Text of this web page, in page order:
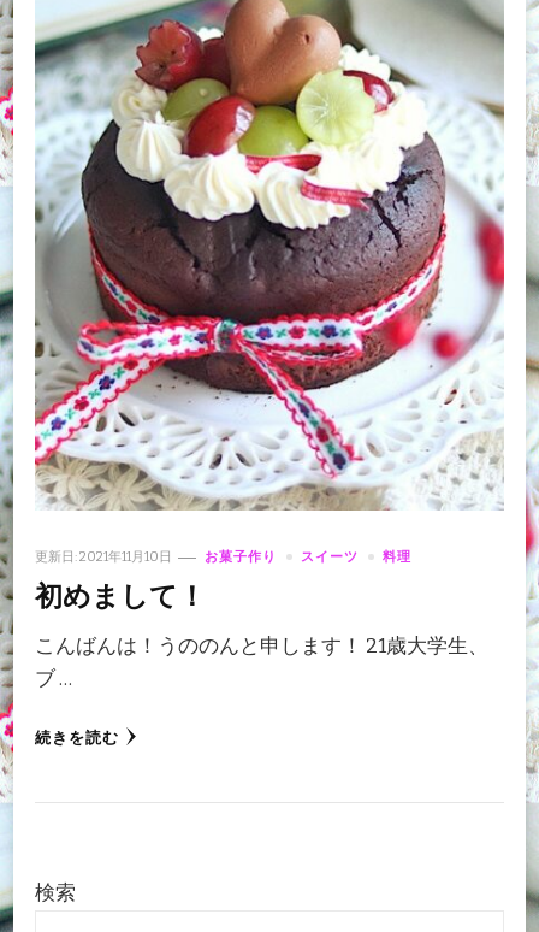
更新日:2021年11月10日 お菓子作り スイーツ 料理
初めまして！
こんばんは！うののんと申します！ 21歳大学生、
ブ …
続きを読む
検索